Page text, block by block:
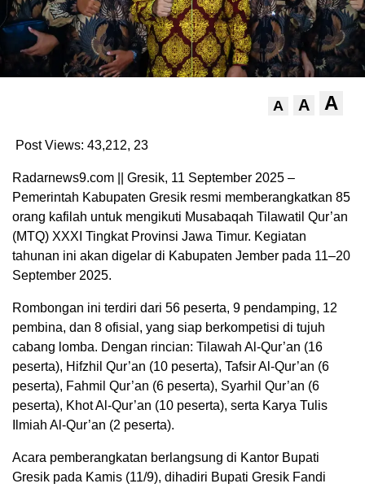
A A A
Post Views: 43,212, 23
Radarnews9.com || Gresik, 11 September 2025 –
Pemerintah Kabupaten Gresik resmi memberangkatkan 85
orang kafilah untuk mengikuti Musabaqah Tilawatil Qur’an
(MTQ) XXXI Tingkat Provinsi Jawa Timur. Kegiatan
tahunan ini akan digelar di Kabupaten Jember pada 11–20
September 2025.
Rombongan ini terdiri dari 56 peserta, 9 pendamping, 12
pembina, dan 8 ofisial, yang siap berkompetisi di tujuh
cabang lomba. Dengan rincian: Tilawah Al-Qur’an (16
peserta), Hifzhil Qur’an (10 peserta), Tafsir Al-Qur’an (6
peserta), Fahmil Qur’an (6 peserta), Syarhil Qur’an (6
peserta), Khot Al-Qur’an (10 peserta), serta Karya Tulis
Ilmiah Al-Qur’an (2 peserta).
Acara pemberangkatan berlangsung di Kantor Bupati
Gresik pada Kamis (11/9), dihadiri Bupati Gresik Fandi